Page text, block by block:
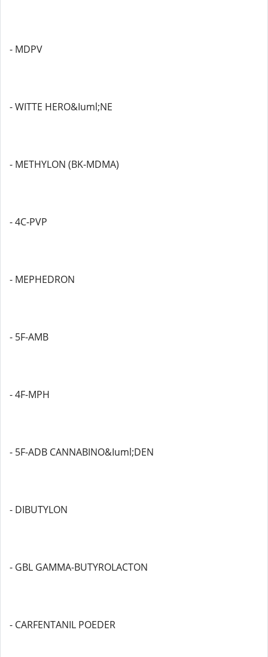
- MDPV
- WITTE HERO&Iuml;NE
- METHYLON (BK-MDMA)
- 4C-PVP
- MEPHEDRON
- 5F-AMB
- 4F-MPH
- 5F-ADB CANNABINO&Iuml;DEN
- DIBUTYLON
- GBL GAMMA-BUTYROLACTON
- CARFENTANIL POEDER